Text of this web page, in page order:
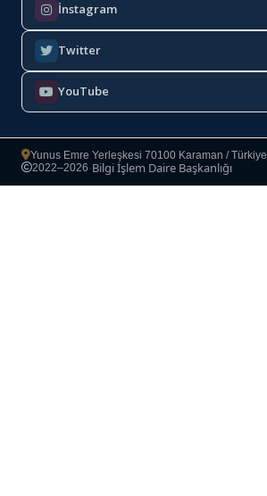
İnstagram
Twitter
YouTube
Yunus Emre Yerleşkesi 70100 Karaman / Türkiye
Copyright
2022–2026·Bilgi İşlem Daire Başkanlığı